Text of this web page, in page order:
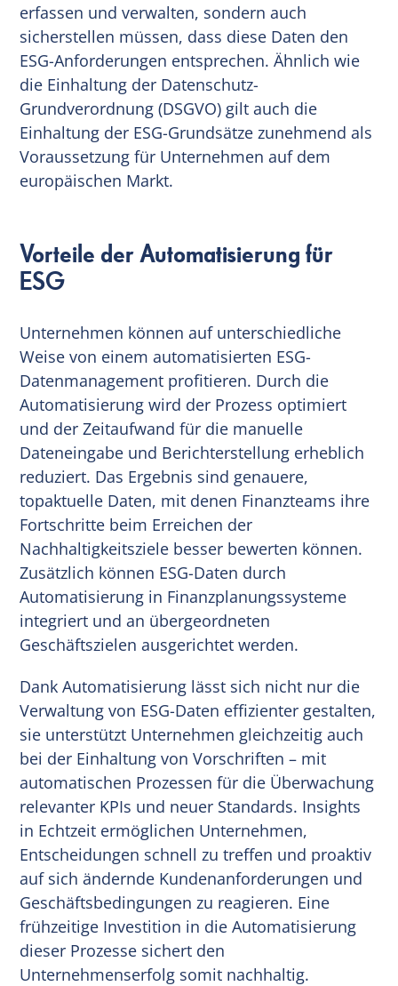
erfassen und verwalten, sondern auch
sicherstellen müssen, dass diese Daten den
ESG-Anforderungen entsprechen. Ähnlich wie
die Einhaltung der Datenschutz-
Grundverordnung (DSGVO) gilt auch die
Einhaltung der ESG-Grundsätze zunehmend als
Voraussetzung für Unternehmen auf dem
europäischen Markt.
Vorteile der Automatisierung für
ESG
Unternehmen können auf unterschiedliche
Weise von einem automatisierten ESG-
Datenmanagement profitieren. Durch die
Automatisierung wird der Prozess optimiert
und der Zeitaufwand für die manuelle
Dateneingabe und Berichterstellung erheblich
reduziert. Das Ergebnis sind genauere,
topaktuelle Daten, mit denen Finanzteams ihre
Fortschritte beim Erreichen der
Nachhaltigkeitsziele besser bewerten können.
Zusätzlich können ESG-Daten durch
Automatisierung in Finanzplanungssysteme
integriert und an übergeordneten
Geschäftszielen ausgerichtet werden.
Dank Automatisierung lässt sich nicht nur die
Verwaltung von ESG-Daten effizienter gestalten,
sie unterstützt Unternehmen gleichzeitig auch
bei der Einhaltung von Vorschriften – mit
automatischen Prozessen für die Überwachung
relevanter KPIs und neuer Standards. Insights
in Echtzeit ermöglichen Unternehmen,
Entscheidungen schnell zu treffen und proaktiv
auf sich ändernde Kundenanforderungen und
Geschäftsbedingungen zu reagieren. Eine
frühzeitige Investition in die Automatisierung
dieser Prozesse sichert den
Unternehmenserfolg somit nachhaltig.